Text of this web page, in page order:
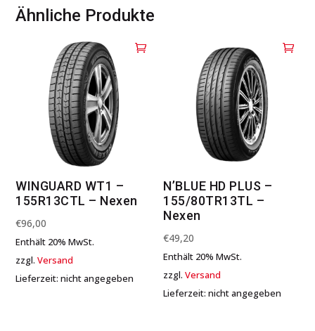
Ähnliche Produkte
WINGUARD WT1 –
155R13CTL – Nexen
€96,00
Enthält 20% MwSt.
zzgl.Versand
Lieferzeit: nicht angegeben
N’BLUE HD PLUS –
155/80TR13TL –
Nexen
€49,20
Enthält 20% MwSt.
zzgl.Versand
Lieferzeit: nicht angegeben